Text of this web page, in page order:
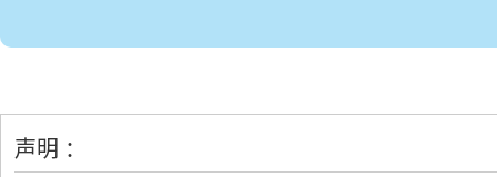
声明 ：